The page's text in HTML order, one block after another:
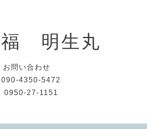
福 明生丸
お問い合わせ
4350-5472
27-1151